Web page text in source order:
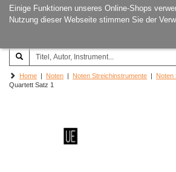
Einige Funktionen unseres Online-Shops
Nutzung dieser Webseite stimmen Sie der
Joachim‐Trekel‐Musikverlag,
Hamburg
Home | Noten | Noten Streichinstrumente | Noten
Quartett Satz 1